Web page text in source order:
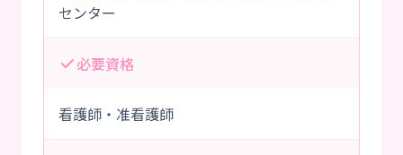
センター
必要資格
看護師・准看護師